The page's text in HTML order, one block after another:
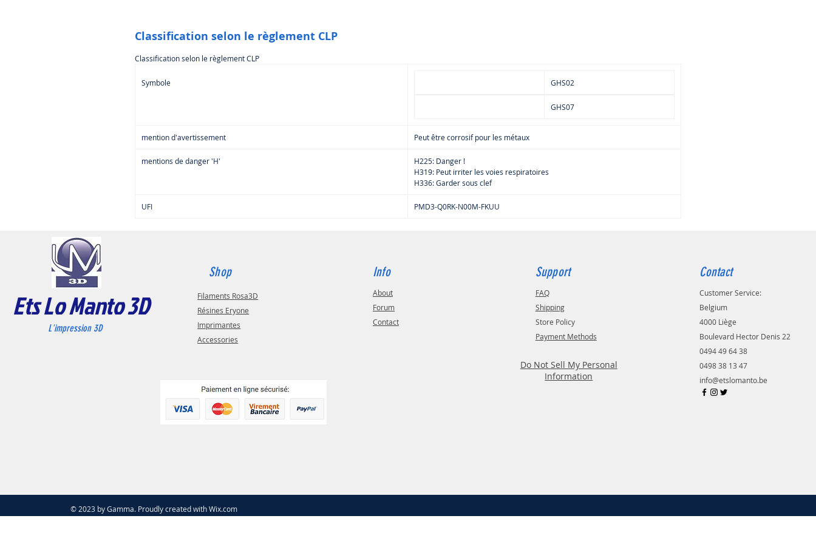
Classification selon le règlement CLP
Classification selon le règlement CLP
Symbole GHS02
GHS07
mention d'avertissement Peut être corrosif pour les métaux
mentions de danger 'H'
H225: Danger !
H319: Peut irriter les voies respiratoires
H336: Garder sous clef
UFI PMD3-Q0RK-N00M-FKUU
Ets Lo Manto 3D
L'impression 3D
Shop
Filaments Rosa3D
Résines Eryone
Imprimantes
Accessories
Info
About
Forum
Contact
Support
FAQ
Shipping
Store Policy
Payment Methods
Do Not Sell My Personal
Information
Contact
Customer Service:
Belgium
4000 Liège
Boulevard Hector Denis 22
0494 49 64 38
0498 38 13 47
info@etslomanto.be
© 2023 by Gamma. Proudly created withWix.com